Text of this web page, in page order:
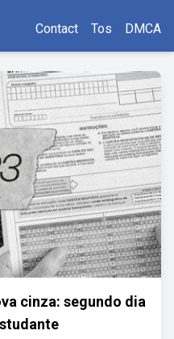
Contact Tos DMCA
cinza: segundo dia